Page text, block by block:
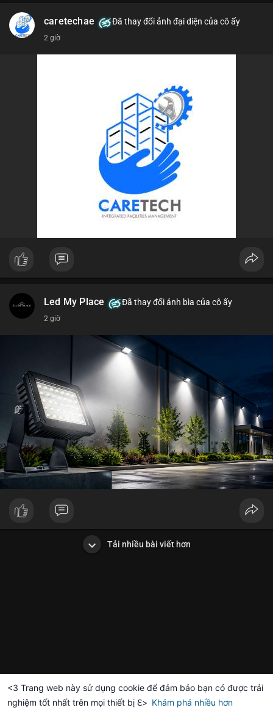
<3 Trang web này sử dụng cookie để đảm bảo bạn có được trải
nghiệm tốt nhất trên mọi thiết bị ℇ> Khám phá nhiều hơn
$1,914.92 +1.10% Solana $73.42 -1.18%
#vlikevn #titanbot
caretechae Đã thay đổi ảnh đại diện của cô ấy
2 giờ
Led My Place Đã thay đổi ảnh bìa của cô ấy
2 giờ
Tải nhiều bài viết hơn